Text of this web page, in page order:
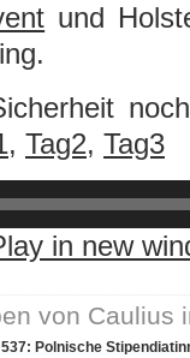
und
, Tag2, Tag3
in new
von Caulius
Polnische